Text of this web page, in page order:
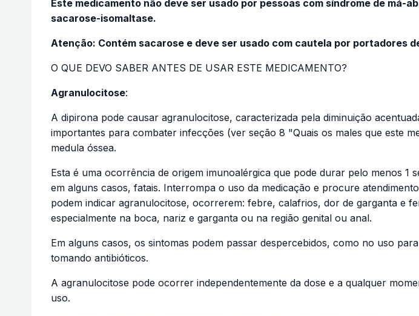
Este medicamento não deve ser usado por pessoas com síndrome de
sacarose-isomaltase.
Atenção: Contém sacarose e deve ser usado com cautela por portadores
O QUE DEVO SABER ANTES DE USAR ESTE MEDICAMENTO?
Agranulocitose:
A dipirona pode causar agranulocitose, caracterizada pela diminuição
importantes para combater infecções (ver seção 8 "Quais os males que este
medula óssea.
Esta é uma ocorrência de origem imunoalérgica que pode durar pelo menos 1
em alguns casos, fatais. Interrompa o uso da medicação e procure
podem indicar agranulocitose, ocorrerem: febre, calafrios, dor de garganta e
especialmente na boca, nariz e garganta ou na região genital ou anal.
Em alguns casos, os sintomas podem passar despercebidos, como no uso
tomando antibióticos.
A agranulocitose pode ocorrer independentemente da dose e a qualquer
uso.